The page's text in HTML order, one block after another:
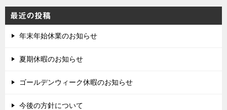
最近の投稿
年末年始休業のお知らせ
夏期休暇のお知らせ
ゴールデンウィーク休暇のお知らせ
今後の方針について